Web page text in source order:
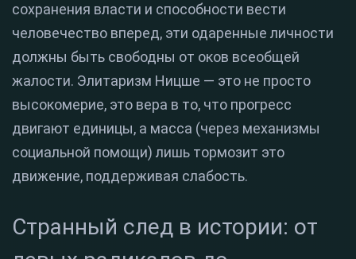
сохранения власти и способности вести
человечество вперед, эти одаренные личности
должны быть свободны от оков всеобщей
жалости. Элитаризм Ницше — это не просто
высокомерие, это вера в то, что прогресс
двигают единицы, а масса (через механизмы
социальной помощи) лишь тормозит это
движение, поддерживая слабость.
Странный след в истории: от